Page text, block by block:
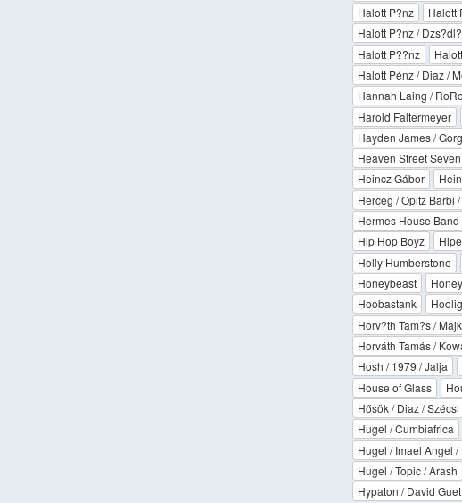
Halott P?nz
Halott
Halott P?nz / Dzs?dl?
Halott P??nz
Halott Pénz / Diaz /
Hannah Laing / RoRo
Harold Faltermeyer
Hayden James /
Heaven Street Seven
Heincz Gábor
Herceg / Opitz Barbi
Hermes House Band
Hip Hop Boyz
Holly Humberstone
Honeybeast
Hoobastank
Horv?th Tam?s /
Horváth Tamás /
Hosh / 1979 / Jalja
House of Glass
Hősök / Diaz / Szécsi
Hugel / Cumbiafrica
Hugel / Imael Angel /
Hugel / Topic / Arash
Hypaton / David